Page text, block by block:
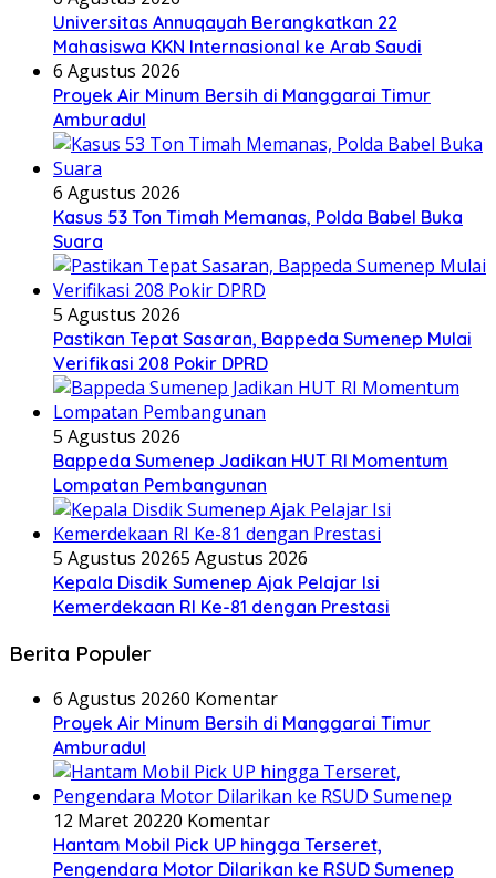
Universitas Annuqayah Berangkatkan 22
Mahasiswa KKN Internasional ke Arab Saudi
6 Agustus 2026
Proyek Air Minum Bersih di Manggarai Timur
Amburadul
6 Agustus 2026
Kasus 53 Ton Timah Memanas, Polda Babel Buka
Suara
5 Agustus 2026
Pastikan Tepat Sasaran, Bappeda Sumenep Mulai
Verifikasi 208 Pokir DPRD
5 Agustus 2026
Bappeda Sumenep Jadikan HUT RI Momentum
Lompatan Pembangunan
5 Agustus 20265 Agustus 2026
Kepala Disdik Sumenep Ajak Pelajar Isi
Kemerdekaan RI Ke-81 dengan Prestasi
Berita Populer
6 Agustus 20260 Komentar
Proyek Air Minum Bersih di Manggarai Timur
Amburadul
12 Maret 20220 Komentar
Hantam Mobil Pick UP hingga Terseret,
Pengendara Motor Dilarikan ke RSUD Sumenep